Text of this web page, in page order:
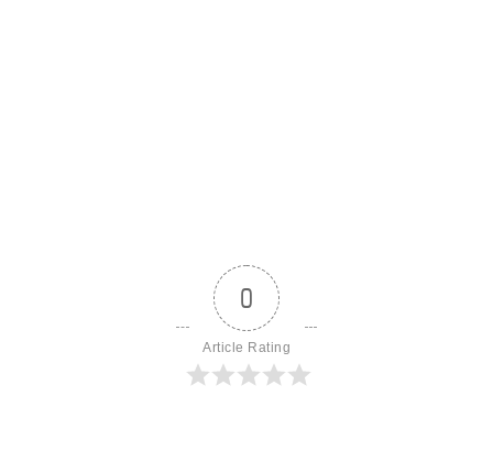
0
Article Rating